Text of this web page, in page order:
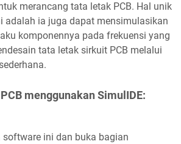
merancang tata letak PCB. Hal unik
adalah ia juga dapat mensimulasikan
komponennya pada frekuensi yang
tata letak sirkuit PCB melalui
menggunakan SimulIDE:
software ini dan buka bagian